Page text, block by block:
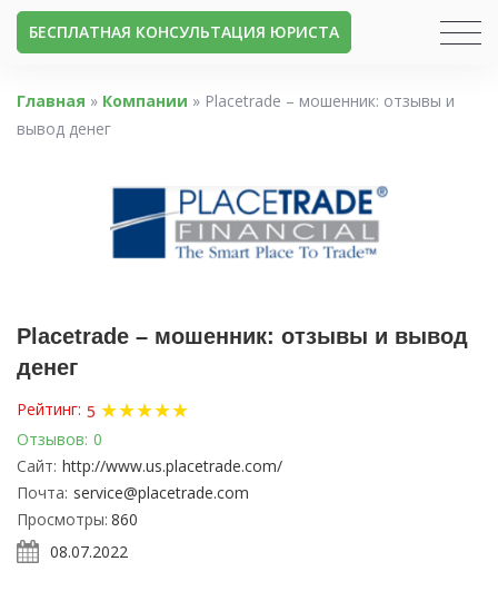
БЕСПЛАТНАЯ КОНСУЛЬТАЦИЯ ЮРИСТА
Главная » Компании » Placetrade – мошенник: отзывы и
вывод денег
Placetrade – мошенник: отзывы и вывод
денег
Рейтинг: 5 ★★★★★
Отзывов: 0
Сайт: http://www.us.placetrade.com/
Почта: service@placetrade.com
Просмотры: 860
08.07.2022